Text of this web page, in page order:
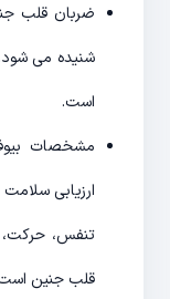
ضربان قلب
شنیده می
است.
ارزیابی
تنفس، حرکت،
قلب جنین